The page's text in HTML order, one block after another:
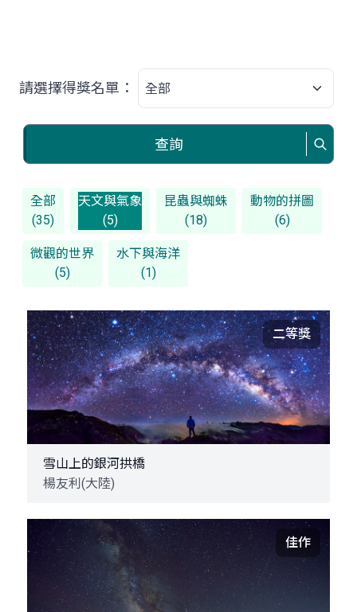
請選擇得獎名單：
查詢
全部
(35)
天文與氣象
(5)
昆蟲與蜘蛛
(18)
動物的拼圖
(6)
微觀的世界
(5)
水下與海洋
(1)
二等獎
雪山上的銀河拱橋
楊友利(大陸)
佳作